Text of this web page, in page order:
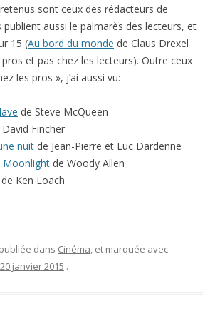
sont ceux des rédacteurs de
publient aussi le palmarès des lecteurs, et
15 (Au bord du monde de Claus Drexel
pros et pas chez les lecteurs). Outre ceux
les pros », j’ai aussi vu:
de Steve McQueen
David Fincher
nuit de Jean-Pierre et Luc Dardenne
Moonlight de Woody Allen
de Ken Loach
dans Cinéma, et marquée avec
20 janvier 2015 .